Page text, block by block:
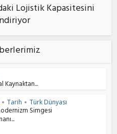
Lojistik Kapasitesini
Kaynaktan...
• Tarih • Türk Dünyası
Simgesi